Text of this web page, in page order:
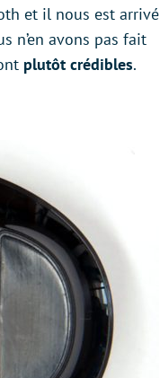
et il nous est arrivé
n’en avons pas fait
plutôt crédibles.